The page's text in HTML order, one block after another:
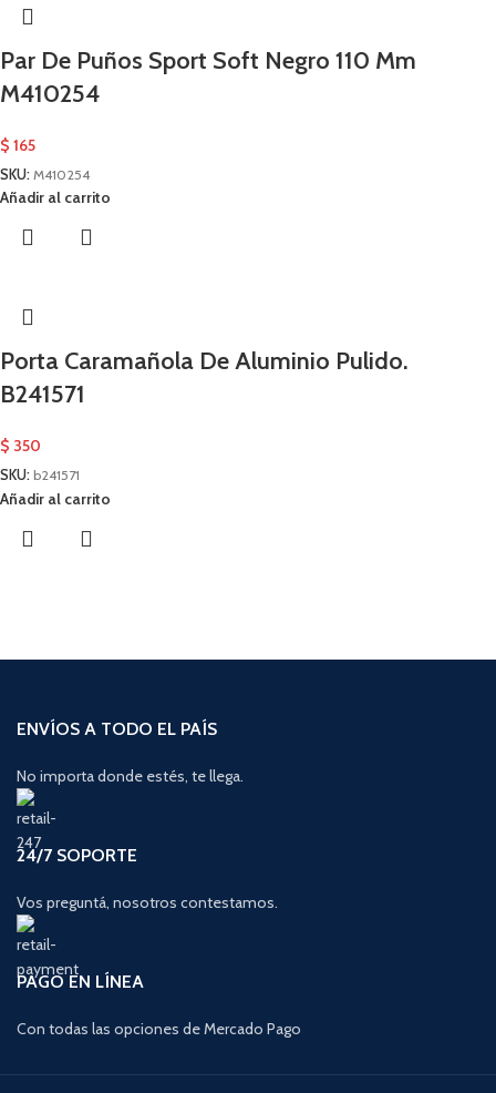
Par De Puños Sport Soft Negro 110 Mm
M410254
$ 165
SKU: M410254
Añadir al carrito
Porta Caramañola De Aluminio Pulido.
B241571
$ 350
SKU: b241571
Añadir al carrito
ENVÍOS A TODO EL PAÍS
No importa donde estés, te llega.
24/7 SOPORTE
Vos preguntá, nosotros contestamos.
PAGO EN LÍNEA
Con todas las opciones de Mercado Pago